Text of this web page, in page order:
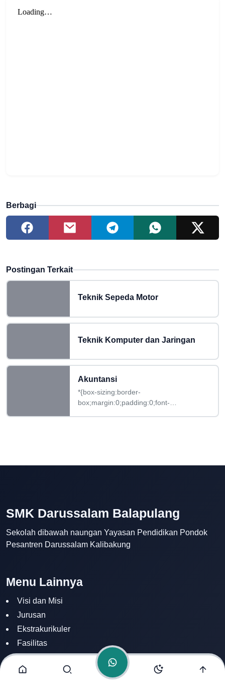
SMK Darussalam
Balapulang
Berbagi
Postingan Terkait
Teknik Sepeda Motor
Teknik Komputer dan Jaringan
Akuntansi
*{box-sizing:border-
box;margin:0;padding:0;font-
SMK Darussalam Balapulang
Sekolah dibawah naungan Yayasan Pendidikan Pondok
Pesantren Darussalam Kalibakung
Menu Lainnya
Visi dan Misi
Jurusan
Ekstrakurikuler
Fasilitas